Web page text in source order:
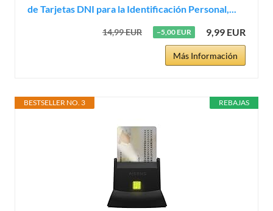
de Tarjetas DNI para la Identificación Personal,...
14,99 EUR −5,00 EUR 9,99 EUR
Más Información
REBAJAS
BESTSELLER NO. 3